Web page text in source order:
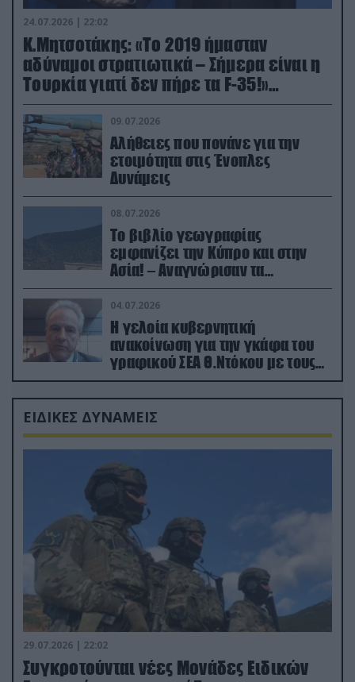
24.07.2026 | 22:02
Κ.Μητσοτάκης: «Το 2019 ήμασταν
αδύναμοι στρατιωτικά – Σήμερα είναι η
Τουρκία γιατί δεν πήρε τα F-35!»
(βίντεο)
09.07.2026
Αλήθειες που πονάνε για την
ετοιμότητα στις Ένοπλες
Δυνάμεις
08.07.2026
Το βιβλίο γεωγραφίας
εμφανίζει την Κύπρο και στην
Ασία! – Αναγνώρισαν τα
κατεχόμενα; (φωτο)
04.07.2026
Η γελοία κυβερνητική
ανακοίνωση για την γκάφα του
γραφικού ΣΕΑ Θ.Ντόκου με τους
Ρώσους φαρσέρ
ΕΙΔΙΚΕΣ ΔΥΝΑΜΕΙΣ
29.07.2026 | 22:02
Συγκροτούνται νέες Μονάδες Ειδικών